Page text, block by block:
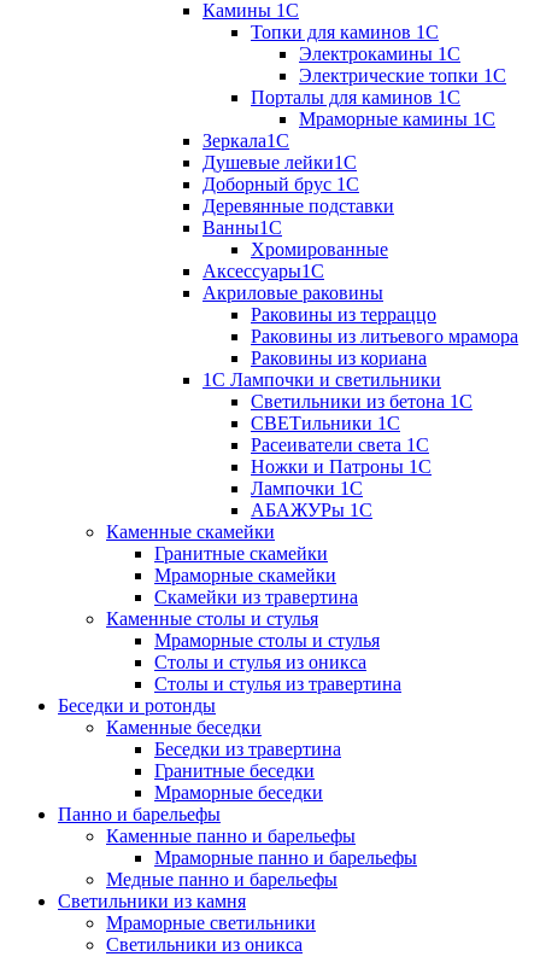
Камины 1C
Топки для каминов 1C
Электрокамины 1С
Электрические топки 1C
Порталы для каминов 1С
Мраморные камины 1C
Зеркала1С
Душевые лейки1С
Доборный брус 1С
Деревянные подставки
Ванны1С
Хромированные
Аксессуары1С
Акриловые раковины
Раковины из терраццо
Раковины из литьевого мрамора
Раковины из кориана
1С Лампочки и светильники
Светильники из бетона 1С
СВЕТильники 1С
Расеиватели света 1С
Ножки и Патроны 1С
Лампочки 1С
АБАЖУРы 1С
Каменные скамейки
Гранитные скамейки
Мраморные скамейки
Скамейки из травертина
Каменные столы и стулья
Мраморные столы и стулья
Столы и стулья из оникса
Столы и стулья из травертина
Беседки и ротонды
Каменные беседки
Беседки из травертина
Гранитные беседки
Мраморные беседки
Панно и барельефы
Каменные панно и барельефы
Мраморные панно и барельефы
Медные панно и барельефы
Светильники из камня
Мраморные светильники
Светильники из оникса